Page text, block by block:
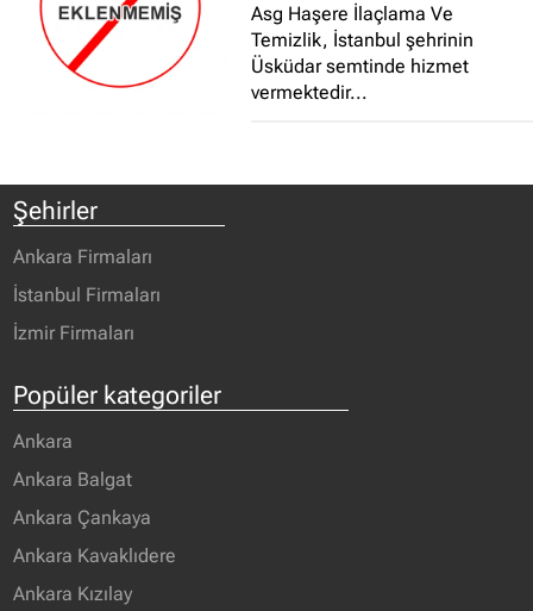
KKTCde profosyonel hizmet
sunmakta olan Envirotek Çevre
Sağlığı Teknik Eğitim ve Kimyevi
Maddeler San...
Asg Haşere İlaçlama Ve
Temizlik, İstanbul şehrinin
Üsküdar semtinde hizmet
vermektedir...
Şehirler
Ankara Firmaları
İstanbul Firmaları
İzmir Firmaları
Popüler kategoriler
Ankara
Ankara Balgat
Ankara Çankaya
Ankara Kavaklıdere
Ankara Kızılay